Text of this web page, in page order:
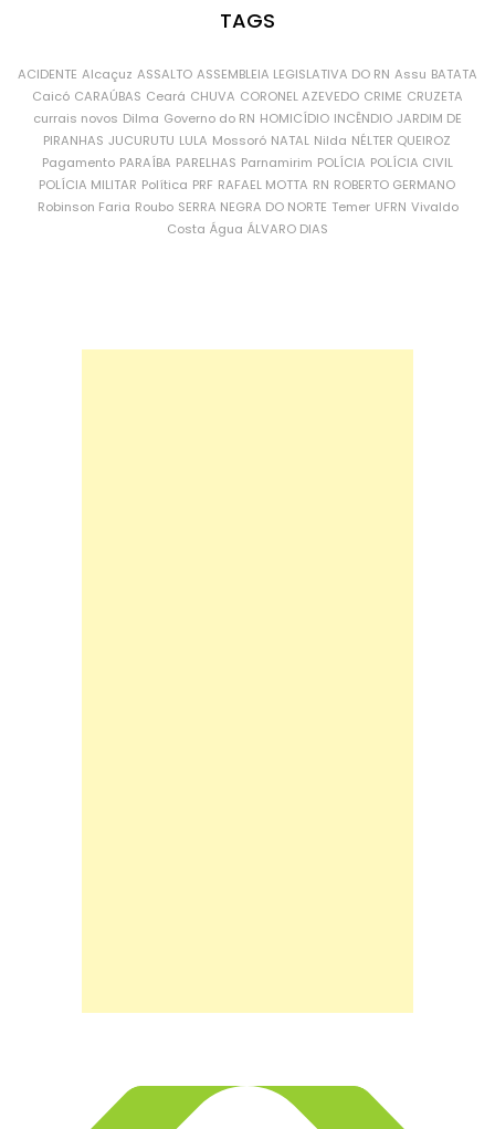
TAGS
ACIDENTE Alcaçuz ASSALTO ASSEMBLEIA LEGISLATIVA DO RN Assu BATATA
Caicó CARAÚBAS Ceará CHUVA CORONEL AZEVEDO CRIME CRUZETA
currais novos Dilma Governo do RN HOMICÍDIO INCÊNDIO JARDIM DE
PIRANHAS JUCURUTU LULA Mossoró NATAL Nilda NÉLTER QUEIROZ
Pagamento PARAÍBA PARELHAS Parnamirim POLÍCIA POLÍCIA CIVIL
POLÍCIA MILITAR Política PRF RAFAEL MOTTA RN ROBERTO GERMANO
Robinson Faria Roubo SERRA NEGRA DO NORTE Temer UFRN Vivaldo
Costa Água ÁLVARO DIAS